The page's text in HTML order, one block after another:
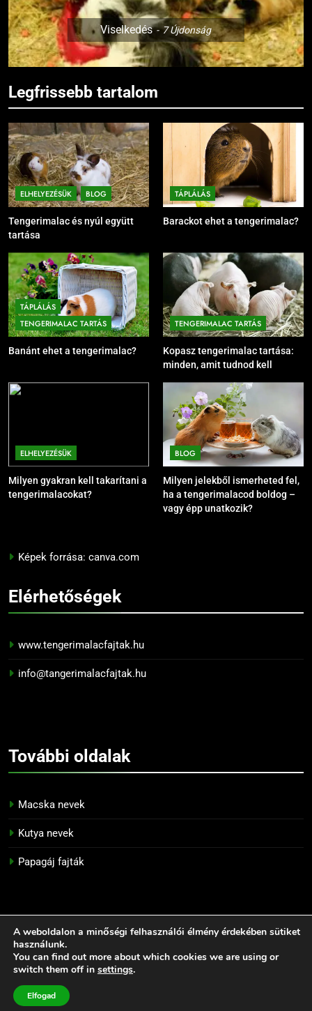
Viselkedés 7Újdonság
Legfrissebb tartalom
ELHELYEZÉSÜK BLOG
Tengerimalac és nyúl együtt
tartása
TÁPLÁLÁS
Barackot ehet a tengerimalac?
TÁPLÁLÁS
TENGERIMALAC TARTÁS
Banánt ehet a tengerimalac?
TENGERIMALAC TARTÁS
Kopasz tengerimalac tartása:
minden, amit tudnod kell
ELHELYEZÉSÜK
Milyen gyakran kell takarítani a
tengerimalacokat?
BLOG
Milyen jelekből ismerheted fel,
ha a tengerimalacod boldog –
vagy épp unatkozik?
Képek forrása: canva.com
Elérhetőségek
www.tengerimalacfajtak.hu
info@tangerimalacfajtak.hu
További oldalak
Macska nevek
Kutya nevek
Papagáj fajták
Információk
Adatkezelési tájékoztató
A weboldalon a minőségi felhasználói élmény érdekében sütiket
használunk.
You can find out more about which cookies we are using or
switch them off in settings.
Elfogad